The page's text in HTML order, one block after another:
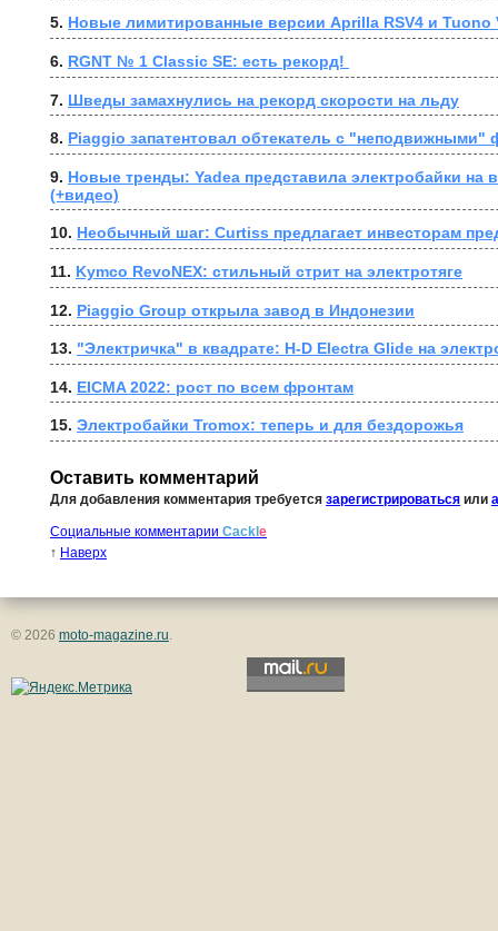
5. Новые лимитированные версии Aprilla RSV4 и Tuono
6. RGNT № 1 Classic SE: есть рекорд!
7. Шведы замахнулись на рекорд скорости на льду
8. Piaggio запатентовал обтекатель с "неподвижными"
9. Новые тренды: Yadea представила электробайки на
(+видео)
10. Необычный шаг: Curtiss предлагает инвесторам
11. Kymco RevoNEX: стильный стрит на электротяге
12. Piaggio Group открыла завод в Индонезии
13. "Электричка" в квадрате: H-D Electra Glide на
14. EICMA 2022: рост по всем фронтам
15. Электробайки Tromox: теперь и для бездорожья
Оставить комментарий
Для добавления комментария требуется зарегистрироваться или
Социальные комментарии Cackl e
↑ Наверх
© 2026 moto-magazine.ru.